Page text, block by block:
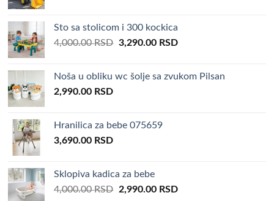
Sto sa stolicom i 300 kockica
4,000.00RSD Original
4,000.00 RSD.
3,290.00 RSDCurrent
3,290.00 RSD.
Noša u obliku wc šolje sa zvukom Pilsan
2,990.00 RSD
Hranilica za bebe 075659
3,690.00 RSD
Sklopiva kadica za bebe
4,000.00RSD Original
2,990.00 RSDCurrent